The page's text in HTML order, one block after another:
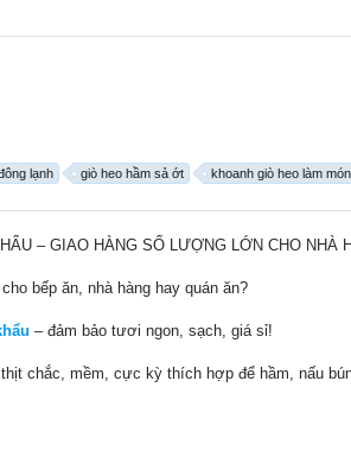
lạnh giò heo hầm sả ớt khoanh giò heo làm
– GIAO HÀNG SỐ LƯỢNG LỚN CHO NHÀ
bếp ăn, nhà hàng hay quán ăn?
– đảm bảo tươi ngon, sạch, giá sỉ!
chắc, mềm, cực kỳ thích hợp để hầm, nấu